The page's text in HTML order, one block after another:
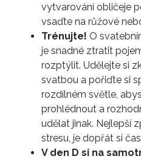
vytvarování obličeje
vsaďte na růžové
Trénujte! O
je snadné ztratit
rozptýlit. Udělejte si
svatbou a pořiďte si
rozdílném světle,
prohlédnout a
udělat jinak. Nejlepší
stresu, je dopřát si
V den D si na